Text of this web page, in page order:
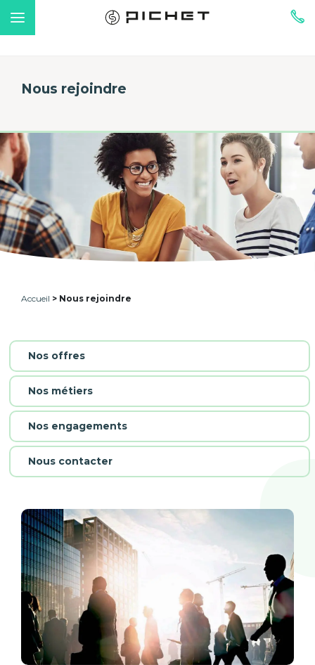
Nous rejoindre
Accueil Nous rejoindre
Nos offres
Nos métiers
Nos engagements
Nous contacter